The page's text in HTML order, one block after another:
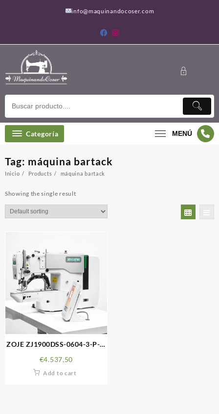
info@maquinandocoser.com
Categoría MENÚ
Tag: máquina bartack
Inicio Products máquina bartack
Showing the single result
ZOJE ZJ1900DSS-0604-3-P-J-
€4.537,50
Add to cart